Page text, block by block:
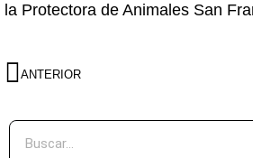
la Protectora de Animales San
ANTERIOR